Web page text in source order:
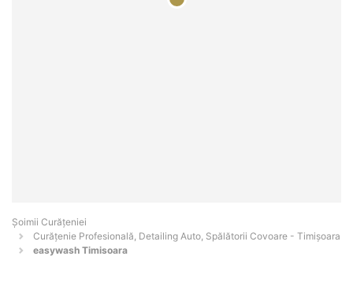
Șoimii Curățeniei
Curățenie Profesională, Detailing Auto, Spălătorii Covoare - Timişoara
easywash Timisoara